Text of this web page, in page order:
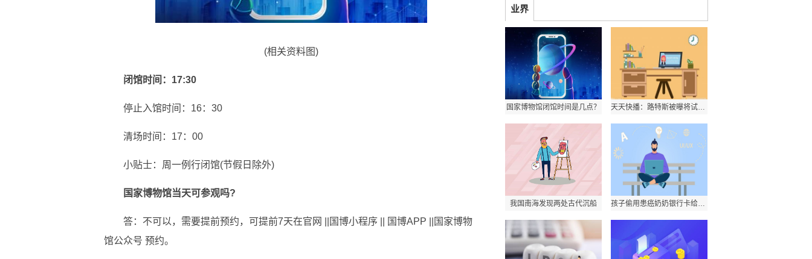
(相关资料图)
闭馆时间：17:30
停止入馆时间：16：30
清场时间：17：00
小贴士：周一例行闭馆(节假日除外)
国家博物馆当天可参观吗?
答：不可以，需要提前预约，可提前7天在官网 ||国博小程序 || 国博APP ||国家博物
馆公众号 预约。
业界
国家博物馆闭馆时间是几点？ 天天快播：路特斯被曝将试驾车当新车交付 车主：有全部证据 索赔385万
我国南海发现两处古代沉船 孩子偷用患癌奶奶银行卡给游戏充值1.4万，欢太科技：正协商